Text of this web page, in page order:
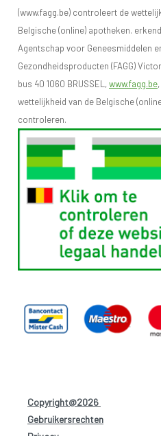
(www.fagg.be) controleert de
Belgische (online) apotheken.
Agentschap voor Geneesmiddelen
Gezondheidsproducten (FAGG)
bus 40 1060 BRUSSEL,www.fagg.be
wettelijkheid van de Belgische
controleren.
Copyright@2026
Gebruikersrechten